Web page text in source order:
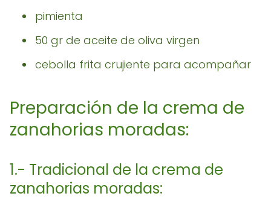
pimienta
50 gr de aceite de oliva virgen
cebolla frita crujiente para acompañar
Preparación de la crema de
zanahorias moradas:
1.- Tradicional de la crema de
zanahorias moradas: